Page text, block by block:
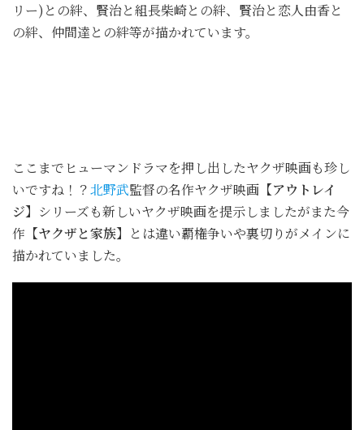
リー)との絆、賢治と組長柴崎との絆、賢治と恋人由香と
の絆、仲間達との絆等が描かれています。
ここまでヒューマンドラマを押し出したヤクザ映画も珍し
いですね！？北野武監督の名作ヤクザ映画 【アウトレイ
ジ】 シリーズも新しいヤクザ映画を提示しましたがまた今
作 【ヤクザと家族】 とは違い覇権争いや裏切りがメインに
描かれていました。